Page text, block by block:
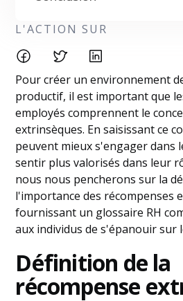
L'ACTION SUR
Pour créer un environnement
productif, il est important que
employés comprennent le
extrinsèques. En saisissant ce
peuvent mieux s'engager dans
sentir plus valorisés dans leur
nous nous pencherons sur la
l'importance des récompenses
fournissant un glossaire RH
aux individus de s'épanouir sur
Définition de la
récompense